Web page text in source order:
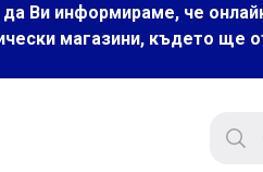
Ви информираме, че
магазини, където ще